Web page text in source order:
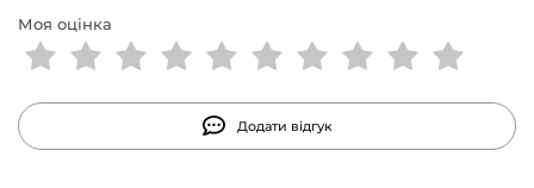
Хвилююча любовна лінія, закручений сюжет із
несподіваними розв’язками сподобаються широкому
колу читачів.
Моя оцінка
Додати відгук